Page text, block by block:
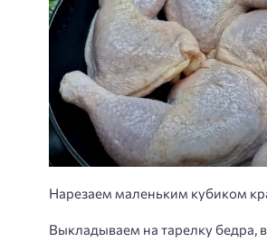
Нарезаем маленьким кубиком
Выкладываем на тарелку бедра,